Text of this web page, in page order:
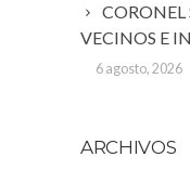
CORONEL
VECINOS E
6 agosto, 2026
ARCHIVOS